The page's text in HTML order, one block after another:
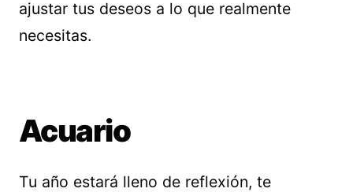
ajustar tus deseos a lo que realmente
necesitas.
Acuario
Tu año estará lleno de reflexión, te